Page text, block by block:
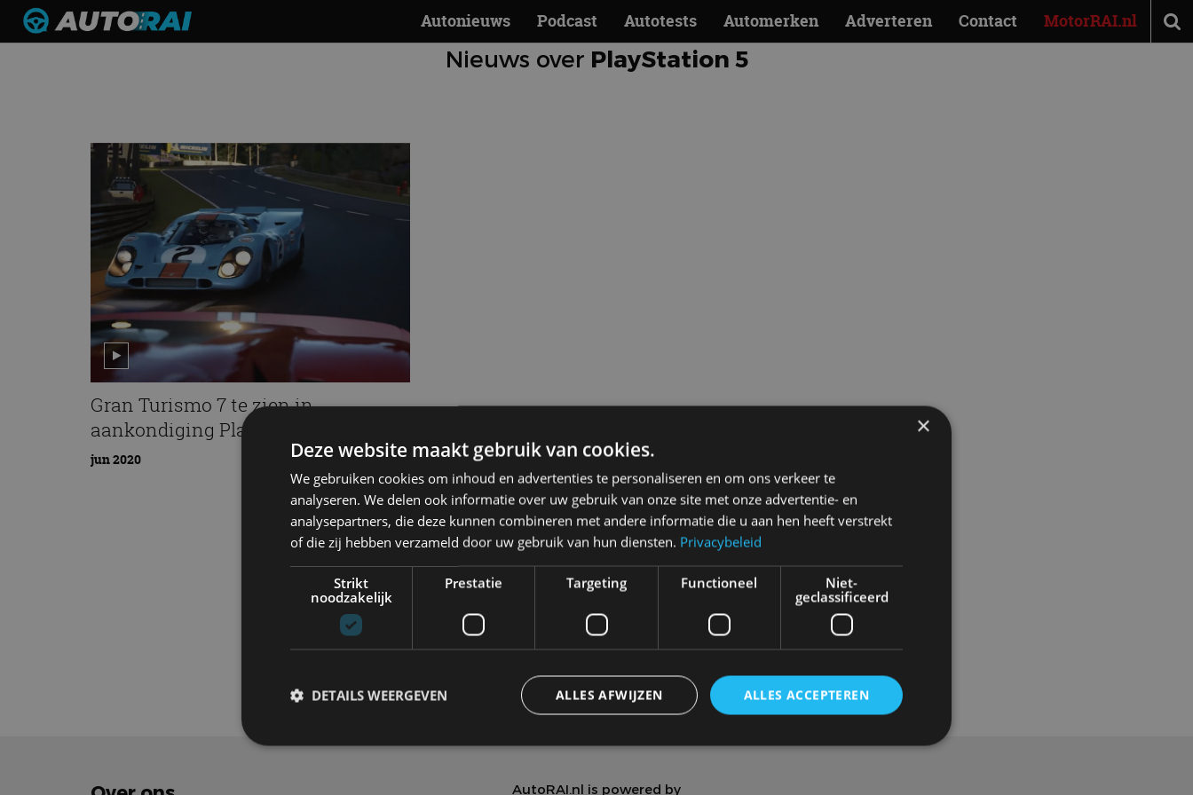
Autonieuws Podcast Autotests Automerken Adverteren Contact MotorRAI.nl
Nieuws over PlayStation 5
Gran Turismo 7 te zien in
aankondiging PlayStation 5
jun 2020
Meer autonieuws
Alle categorieën van AutoRAI.nl
Elektrisch Autotests Interview Column
Gadgets
Games
AutoRAI.nl is powered by
×
Deze website maakt gebruik van cookies.
We gebruiken cookies om inhoud en advertenties te personaliseren en om ons verkeer te
analyseren. We delen ook informatie over uw gebruik van onze site met onze advertentie- en
analysepartners, die deze kunnen combineren met andere informatie die u aan hen heeft verstrekt
of die zij hebben verzameld door uw gebruik van hun diensten. Privacybeleid
Strikt
noodzakelijk
Prestatie Targeting Functioneel
Niet-
geclassificeerd
ALLES ACCEPTEREN
ALLES AFWIJZEN
DETAILS WEERGEVEN
Targeting Functioneel